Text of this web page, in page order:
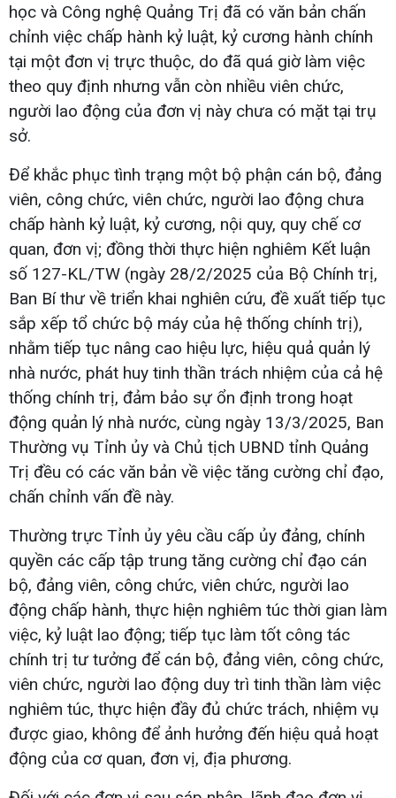
học và Công nghệ Quảng Trị đã có văn bản chấn
chỉnh việc chấp hành kỷ luật, kỷ cương hành chính
tại một đơn vị trực thuộc, do đã quá giờ làm việc
theo quy định nhưng vẫn còn nhiều viên chức,
người lao động của đơn vị này chưa có mặt tại trụ
sở.
Để khắc phục tình trạng một bộ phận cán bộ, đảng
viên, công chức, viên chức, người lao động chưa
chấp hành kỷ luật, kỷ cương, nội quy, quy chế cơ
quan, đơn vị; đồng thời thực hiện nghiêm Kết luận
số 127-KL/TW (ngày 28/2/2025 của Bộ Chính trị,
Ban Bí thư về triển khai nghiên cứu, đề xuất tiếp tục
sắp xếp tổ chức bộ máy của hệ thống chính trị),
nhằm tiếp tục nâng cao hiệu lực, hiệu quả quản lý
nhà nước, phát huy tinh thần trách nhiệm của cả hệ
thống chính trị, đảm bảo sự ổn định trong hoạt
động quản lý nhà nước, cùng ngày 13/3/2025, Ban
Thường vụ Tỉnh ủy và Chủ tịch UBND tỉnh Quảng
Trị đều có các văn bản về việc tăng cường chỉ đạo,
chấn chỉnh vấn đề này.
Thường trực Tỉnh ủy yêu cầu cấp ủy đảng, chính
quyền các cấp tập trung tăng cường chỉ đạo cán
bộ, đảng viên, công chức, viên chức, người lao
động chấp hành, thực hiện nghiêm túc thời gian làm
việc, kỷ luật lao động; tiếp tục làm tốt công tác
chính trị tư tưởng để cán bộ, đảng viên, công chức,
viên chức, người lao động duy trì tinh thần làm việc
nghiêm túc, thực hiện đầy đủ chức trách, nhiệm vụ
được giao, không để ảnh hưởng đến hiệu quả hoạt
động của cơ quan, đơn vị, địa phương.